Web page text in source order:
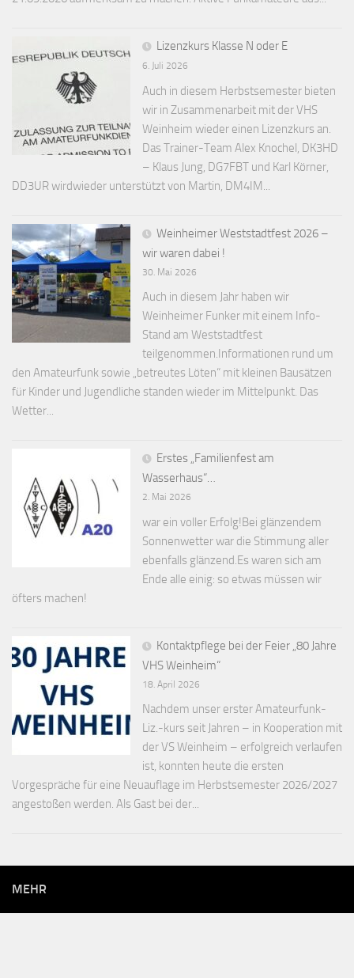
Lizenzkurs Klasse N oder E
6. Juli 2026
Auch in diesem Herbstsemester bieten
wir in Zusammenarbeit mit der VHS
Weinheim wieder einen Lizenzkurs an.
Das Trainer-Team Alex Knochel, DK3HD
– Klaus Jung, DG7FBT und Karl Körner,
DD3UR wirdwieder unterstützt von Martin, DM4IM...
Weinheimer Weststadtfest 2026 –
wir waren dabei !
30. Mai 2026
Auch in diesem Jahr haben wir
Weinheimer Funker mit einem Info-
Stand am Weststadtfest
teilgenommen.Informationen rund um
den Amateurfunk sowie „betreutes Löten“ mit kleinen Bausätzen
für Kinder und Jugendliche standen wieder im Mittelpunkt. Das
Wetter...
Erstes „Familienfest am
Wasserhaus“…
2. Mai 2026
war ein voller Erfolg!Bei glänzendem
Sonnenwetter war die Stimmung aller
ebenfalls glänzend.Es waren sich am
Ende alle einig: so etwas müssen wir
öfters machen!
Kontaktpflege bei der Feier „80 Jahre
VHS Weinheim“
18. April 2026
Nachdem unser erster Amateurfunk-
Liz.-kurs seit Jahren – in Kooperation mit
der VS Weinheim – erfolgreich verlaufen
ist, konnten heute die ersten
Vorgespräche für eine Neuauflage im Herbstsemester 2026/2027
angestoßen werden. Als Gast bei der...
MEHR